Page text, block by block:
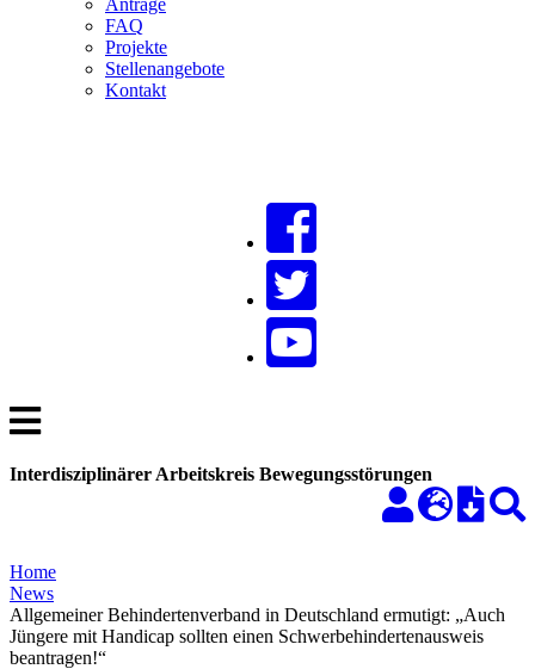
Anträge
FAQ
Projekte
Stellenangebote
Kontakt
Interdisziplinärer Arbeitskreis Bewegungsstörungen
Home
News
Allgemeiner Behindertenverband in Deutschland ermutigt: „Auch
Jüngere mit Handicap sollten einen Schwerbehindertenausweis
beantragen!“